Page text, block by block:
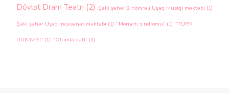
Dövlət Dram Teatrı (2) Şəki şəhər 2 nömrəli Uşaq Musiqi məktəbi (1)
Şəki şəhər Uşaq İncəsənət məktəbi (1) “Moriarti sindromu” (1) “TÜRK
DÜNYASI” (1) “Ölümlə qətl” (1)